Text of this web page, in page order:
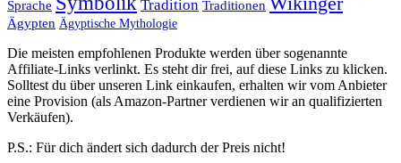
Sprache Tradition Traditionen
Ägypten Ägyptische Mythologie
Die meisten empfohlenen Produkte werden über sogenannte
Affiliate-Links verlinkt. Es steht dir frei, auf diese Links zu klicken.
Solltest du über unseren Link einkaufen, erhalten wir vom Anbieter
eine Provision (als Amazon-Partner verdienen wir an qualifizierten
Verkäufen).
P.S.: Für dich ändert sich dadurch der Preis nicht!